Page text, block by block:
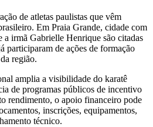
de atletas paulistas que vêm
Em Praia Grande, cidade com
a irmã Gabrielle Henrique são citadas
participaram de ações de formação
região.
amplia a visibilidade do karatê
de programas públicos de incentivo
rendimento, o apoio financeiro pode
inscrições, equipamentos,
técnico.